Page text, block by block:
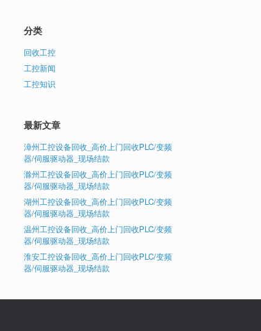
分类
回收工控
工控新闻
工控知识
最新文章
漳州工控设备回收_高价上门回收PLC/变频
器/伺服驱动器_现场结款
滁州工控设备回收_高价上门回收PLC/变频
器/伺服驱动器_现场结款
湖州工控设备回收_高价上门回收PLC/变频
器/伺服驱动器_现场结款
温州工控设备回收_高价上门回收PLC/变频
器/伺服驱动器_现场结款
淮安工控设备回收_高价上门回收PLC/变频
器/伺服驱动器_现场结款